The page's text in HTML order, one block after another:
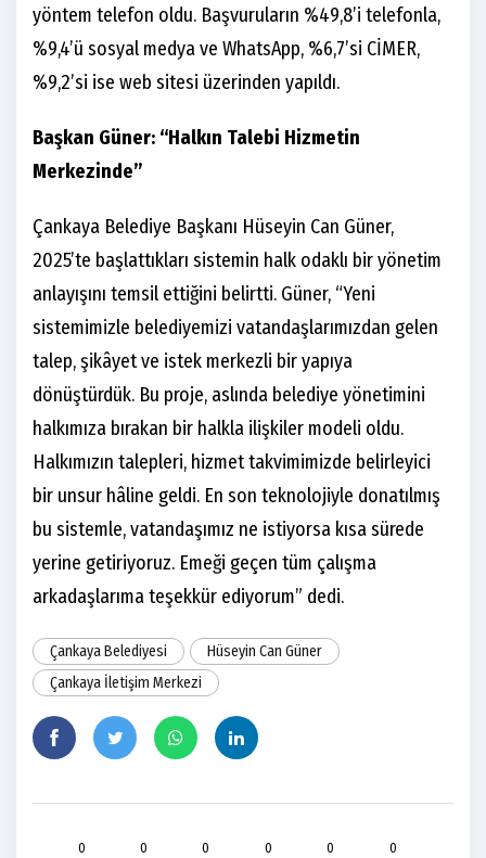
yöntem telefon oldu. Başvuruların %49,8’i telefonla,
%9,4’ü sosyal medya ve WhatsApp, %6,7’si CİMER,
%9,2’si ise web sitesi üzerinden yapıldı.
Başkan Güner: “Halkın Talebi Hizmetin
Merkezinde”
Çankaya Belediye Başkanı Hüseyin Can Güner,
2025’te başlattıkları sistemin halk odaklı bir yönetim
anlayışını temsil ettiğini belirtti. Güner, “Yeni
sistemimizle belediyemizi vatandaşlarımızdan gelen
talep, şikâyet ve istek merkezli bir yapıya
dönüştürdük. Bu proje, aslında belediye yönetimini
halkımıza bırakan bir halkla ilişkiler modeli oldu.
Halkımızın talepleri, hizmet takvimimizde belirleyici
bir unsur hâline geldi. En son teknolojiyle donatılmış
bu sistemle, vatandaşımız ne istiyorsa kısa sürede
yerine getiriyoruz. Emeği geçen tüm çalışma
arkadaşlarıma teşekkür ediyorum” dedi.
Çankaya Belediyesi
Hüseyin Can Güner
Çankaya İletişim Merkezi
0 0 0 0 0 0